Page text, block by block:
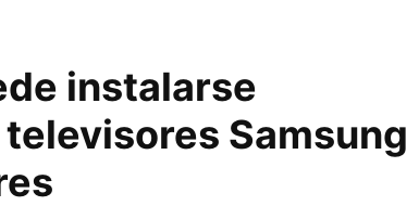
instalarse
Samsung